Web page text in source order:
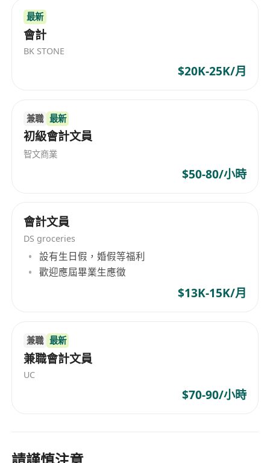
最新
會計
BK STONE
$20K-25K/月
兼職 最新
初級會計文員
智文商業
$50-80/小時
會計文員
DS groceries
設有生日假，婚假等福利
歡迎應屆畢業生應徵
$13K-15K/月
兼職 最新
兼職會計文員
UC
$70-90/小時